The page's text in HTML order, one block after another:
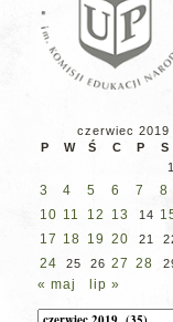
czerwiec 2019
P
W Ś C P S
1
3 4 5 6 7 8
10 11 12 13 14
17 18 19 20 21
24
25 26 27 28
« maj lip »
Archiwum